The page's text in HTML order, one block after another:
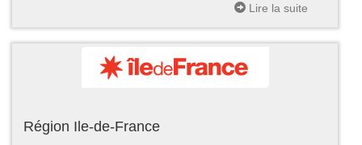
Lire la suite
Région Ile-de-France